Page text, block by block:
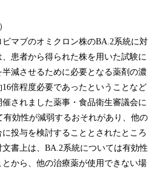
マブのオミクロン株のBA.2系統に対
患者から得られた株を用いた試験に
減させるために必要となる薬剤の濃
倍程度必要であったということなど
されました薬事・食品衛生審議会に
有効性が減弱するおそれがあり、他の
投与を検討することとされたところ
書上は、BA.2系統については有効性
から、他の治療薬が使用できない場